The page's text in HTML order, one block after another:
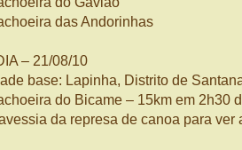
das Andorinhas
– 21/08/10
base: Lapinha, Distrito de
do Bicame – 15km em 2h30
da represa de canoa para ver